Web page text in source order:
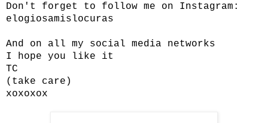
Don't forget to follow me on Instagram:
elogiosamislocuras
And on all my social media networks
I hope you like it
TC
(take care)
xoxoxox